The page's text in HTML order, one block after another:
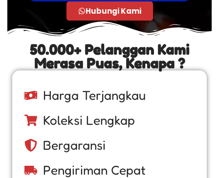
Hubungi Kami
50.000+ Pelanggan Kami
Merasa Puas, Kenapa ?
Harga Terjangkau
Koleksi Lengkap
Bergaransi
Pengiriman Cepat